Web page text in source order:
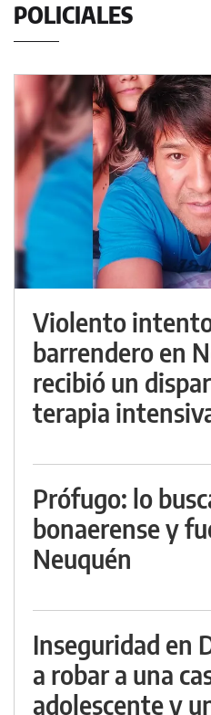
POLICIALES
Violento
barrendero en
recibió un
terapia
Prófugo: lo
bonaerense y
Neuquén
Inseguridad en
a robar a una
adolescente y